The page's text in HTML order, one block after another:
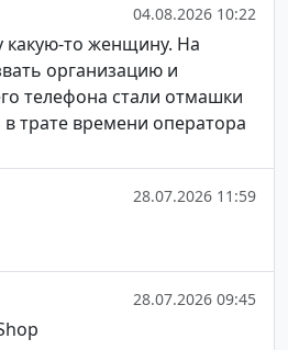
04.08.2026 10:22
какую-то женщину. На
организацию и
телефона стали отмашки
трате времени оператора
28.07.2026 11:59
28.07.2026 09:45